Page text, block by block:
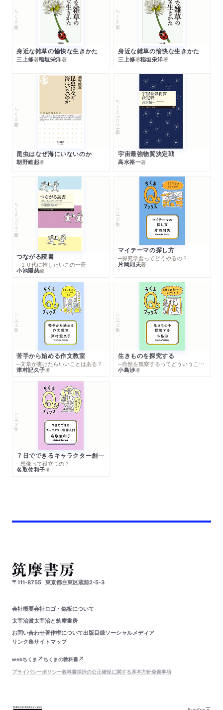
ちくま文庫
身近な雑草の愉快な生きかた
三上修著稲垣栄洋著
ちくま文庫
身近な雑草の愉快な生きかた
三上修著稲垣栄洋著
ちくま新書
昆虫はなぜ海にいないのか
朝野維起著
ちくまプリマー新書
宇宙最強物質決定戦
高水裕一著
ちくまプリマー新書
つながる読書
─１０代に推したいこの一冊
小池陽慈編
シリーズ・全集
マイテーマの探し方
─探究学習ってどうやるの？
片岡則夫著
シリーズ・全集
苦手から始める作文教室
─文章が書けたらいいことはある？
津村記久子著
シリーズ・全集
生きものを探究する
─自然を観察するってどういうこと？
小島渉著
シリーズ・全集
７日でできるキャラクター創作入門
─想像って役立つの？
名取佐和子著
〒111-8755 東京都台東区蔵前2-5-3
会社概要会社ロゴ・銘板について
太宰治賞太宰治と筑摩書房
お問い合わせ著作権について出版目録ソーシャルメディア
リンク集サイトマップ
webちくま
ちくまの教科書
プライバシーポリシー教科書採択の公正確保に関する基本方針免責事項